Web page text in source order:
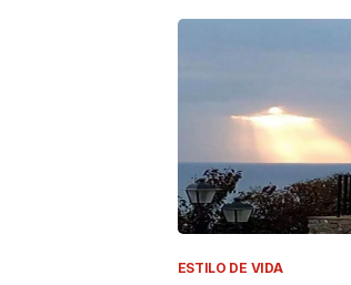
ESTILO DE VIDA